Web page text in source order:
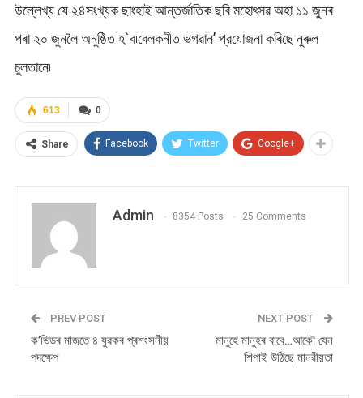
উল্লেখ্য যে ২৪সংখ্যক ছাংহাই আন্তর্জাতিক ছবি মহোৎসৱ অহা ১১ জুনৰ
পৰা ২০ জুনলৈ অনুষ্ঠিত হ`ব৷বেলকনীত ভগৱান’ প্রযোজনা কৰিছে নুৰুল
চুলতানে৷
0
613
Share Facebook Twitter Google+
Admin 8354 Posts 25 Comments
PREV POST
ক’ভিডৰ মাজতে ৪ যুৱকৰ প্ৰশংসনীয়
পদক্ষেপ
NEXT POST
মানুহে মানুহৰ বাবে…আকৌ যেন
শিপাই উঠিছে মানৱীয়তা